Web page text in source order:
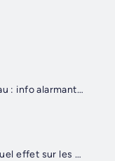
Microplastiques dans le cerveau : info alarmante ou panique injustifiée ?
Stigmatisation liée au poids : quel effet sur les personnes en surpoids ?